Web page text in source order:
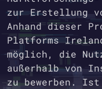
zur Erstellung
Anhand dieser
Platforms
möglich, die
außerhalb von
zu bewerben.